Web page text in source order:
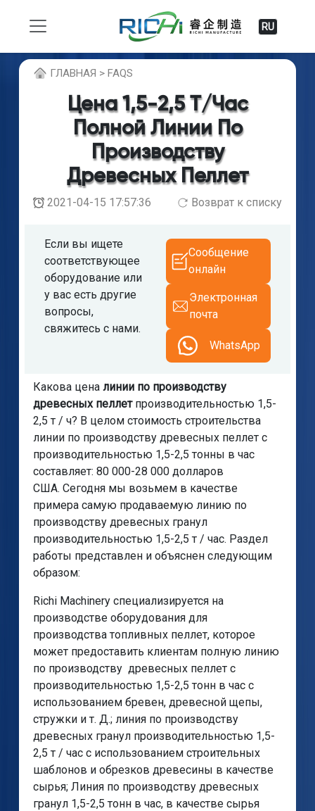
RU
ГЛABHAЯ > FAQS
Цена 1,5-2,5 Т/час
Полной Линии По
Производству
Древесных Пеллет
2021-04-15 17:57:36 Возврат к списку
Если вы ищете
соответствующее
оборудование или
у вас есть другие
вопросы,
свяжитесь с нами.
Сообщение
онлайн
Электронная
почта
WhatsApp
Какова цена линии по производству
древесных пеллетпроизводительностью 1,5-
2,5 т / ч? В целом стоимость строительства
линии по производству древесных пеллет с
производительностью 1,5-2,5 тонны в час
составляет: 80 000-28 000 долларов
США. Сегодня мы возьмем в качестве
примера самую продаваемую линию по
производству древесных гранул
производительностью 1,5-2,5 т / час. Раздел
работы представлен и объяснен следующим
образом:
Richi Machinery специализируется на
производстве оборудования для
производства топливных пеллет, которое
может предоставить клиентам полную линию
по производству древесных пеллет с
производительностью 1,5-2,5 тонн в час с
использованием бревен, древесной щепы,
стружки и т. Д.; линия по производству
древесных гранул производительностью 1,5-
2,5 т / час с использованием строительных
шаблонов и обрезков древесины в качестве
сырья; Линия по производству древесных
гранул 1,5-2,5 тонн в час, в качестве сырья